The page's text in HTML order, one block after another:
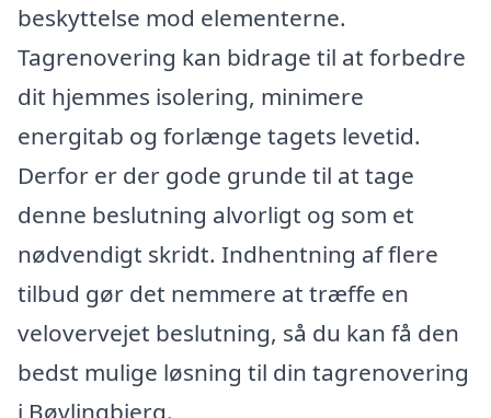
beskyttelse mod elementerne.
Tagrenovering kan bidrage til at forbedre
dit hjemmes isolering, minimere
energitab og forlænge tagets levetid.
Derfor er der gode grunde til at tage
denne beslutning alvorligt og som et
nødvendigt skridt. Indhentning af flere
tilbud gør det nemmere at træffe en
velovervejet beslutning, så du kan få den
bedst mulige løsning til din tagrenovering
i Bøvlingbjerg.